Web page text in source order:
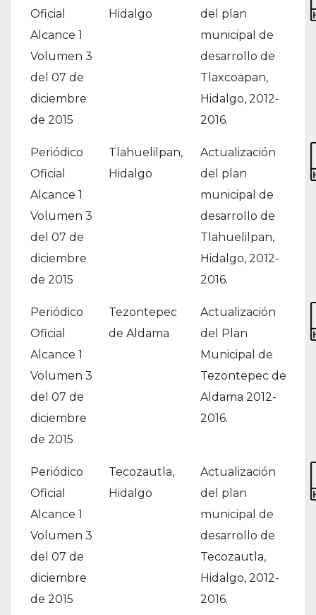
Oficial
Alcance 1
Volumen 3
del 07 de
diciembre
de 2015
Hidalgo
del plan
municipal de
desarrollo de
Tlaxcoapan,
Hidalgo, 2012-
2016.
Periódico
Oficial
Alcance 1
Volumen 3
del 07 de
diciembre
de 2015
Tlahuelilpan,
Hidalgo
Actualización
del plan
municipal de
desarrollo de
Tlahuelilpan,
Hidalgo, 2012-
2016.
Periódico
Oficial
Alcance 1
Volumen 3
del 07 de
diciembre
de 2015
Tezontepec
de Aldama
Actualización
del Plan
Municipal de
Tezontepec de
Aldama 2012-
2016.
Periódico
Oficial
Alcance 1
Volumen 3
del 07 de
diciembre
de 2015
Tecozautla,
Hidalgo
Actualización
del plan
municipal de
desarrollo de
Tecozautla,
Hidalgo, 2012-
2016.